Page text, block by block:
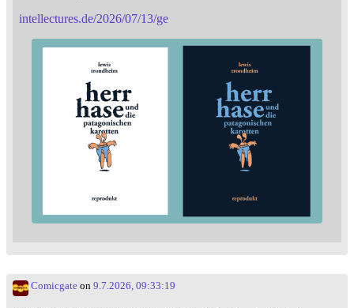
intellectures.de/2026/07/13/ge
Comicgate on 9.7.2026, 09:33:19